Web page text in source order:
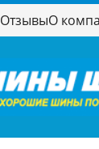
ОтзывыО